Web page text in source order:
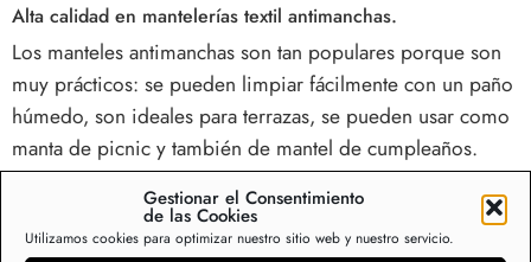
Gestionar el Consentimiento
de las Cookies
Utilizamos cookies para optimizar nuestro sitio web y nuestro servicio.
Alta calidad en mantelerías textil antimanchas.
Los manteles antimanchas son tan populares porque son
muy prácticos: se pueden limpiar fácilmente con un paño
húmedo, son ideales para terrazas, se pueden usar como
manta de picnic y también de mantel de cumpleaños.
Son muy prácticos para la vida diaria, protegen nuestras
mesas y nos ahorran colada de manteles cada semana. En